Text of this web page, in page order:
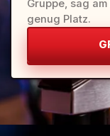
Gruppe, sag
genug Platz.